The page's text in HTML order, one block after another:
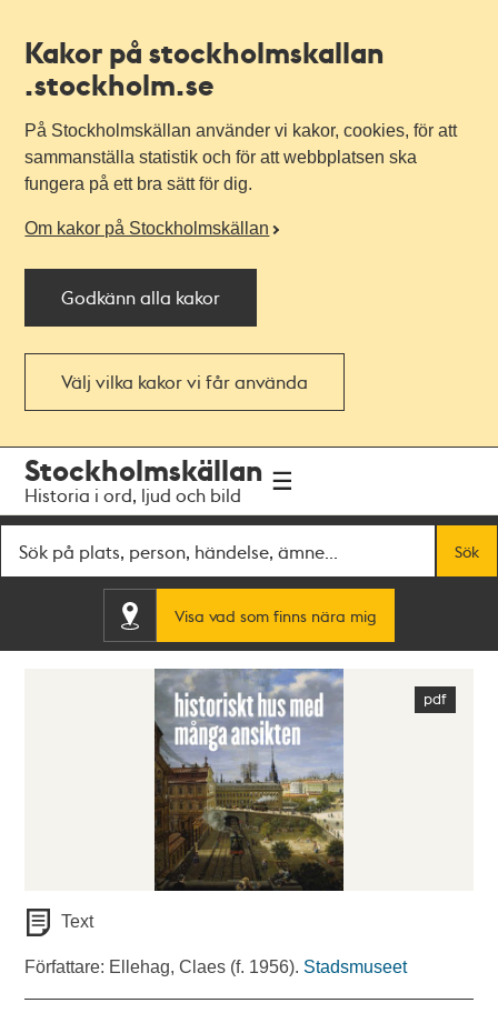
Kakor på stockholmskallan
.stockholm.se
På Stockholmskällan använder vi kakor, cookies, för att
sammanställa statistik och för att webbplatsen ska
fungera på ett bra sätt för dig.
Om kakor på Stockholmskällan
Godkänn alla kakor
Välj vilka kakor vi får använda
navigationen
huvudinnehållet
Stockholmskällan
Historia i ord, ljud och bild
Sök
Visa vad som finns nära mig
Text
Författare: Ellehag, Claes (f. 1956). Stadsmuseet